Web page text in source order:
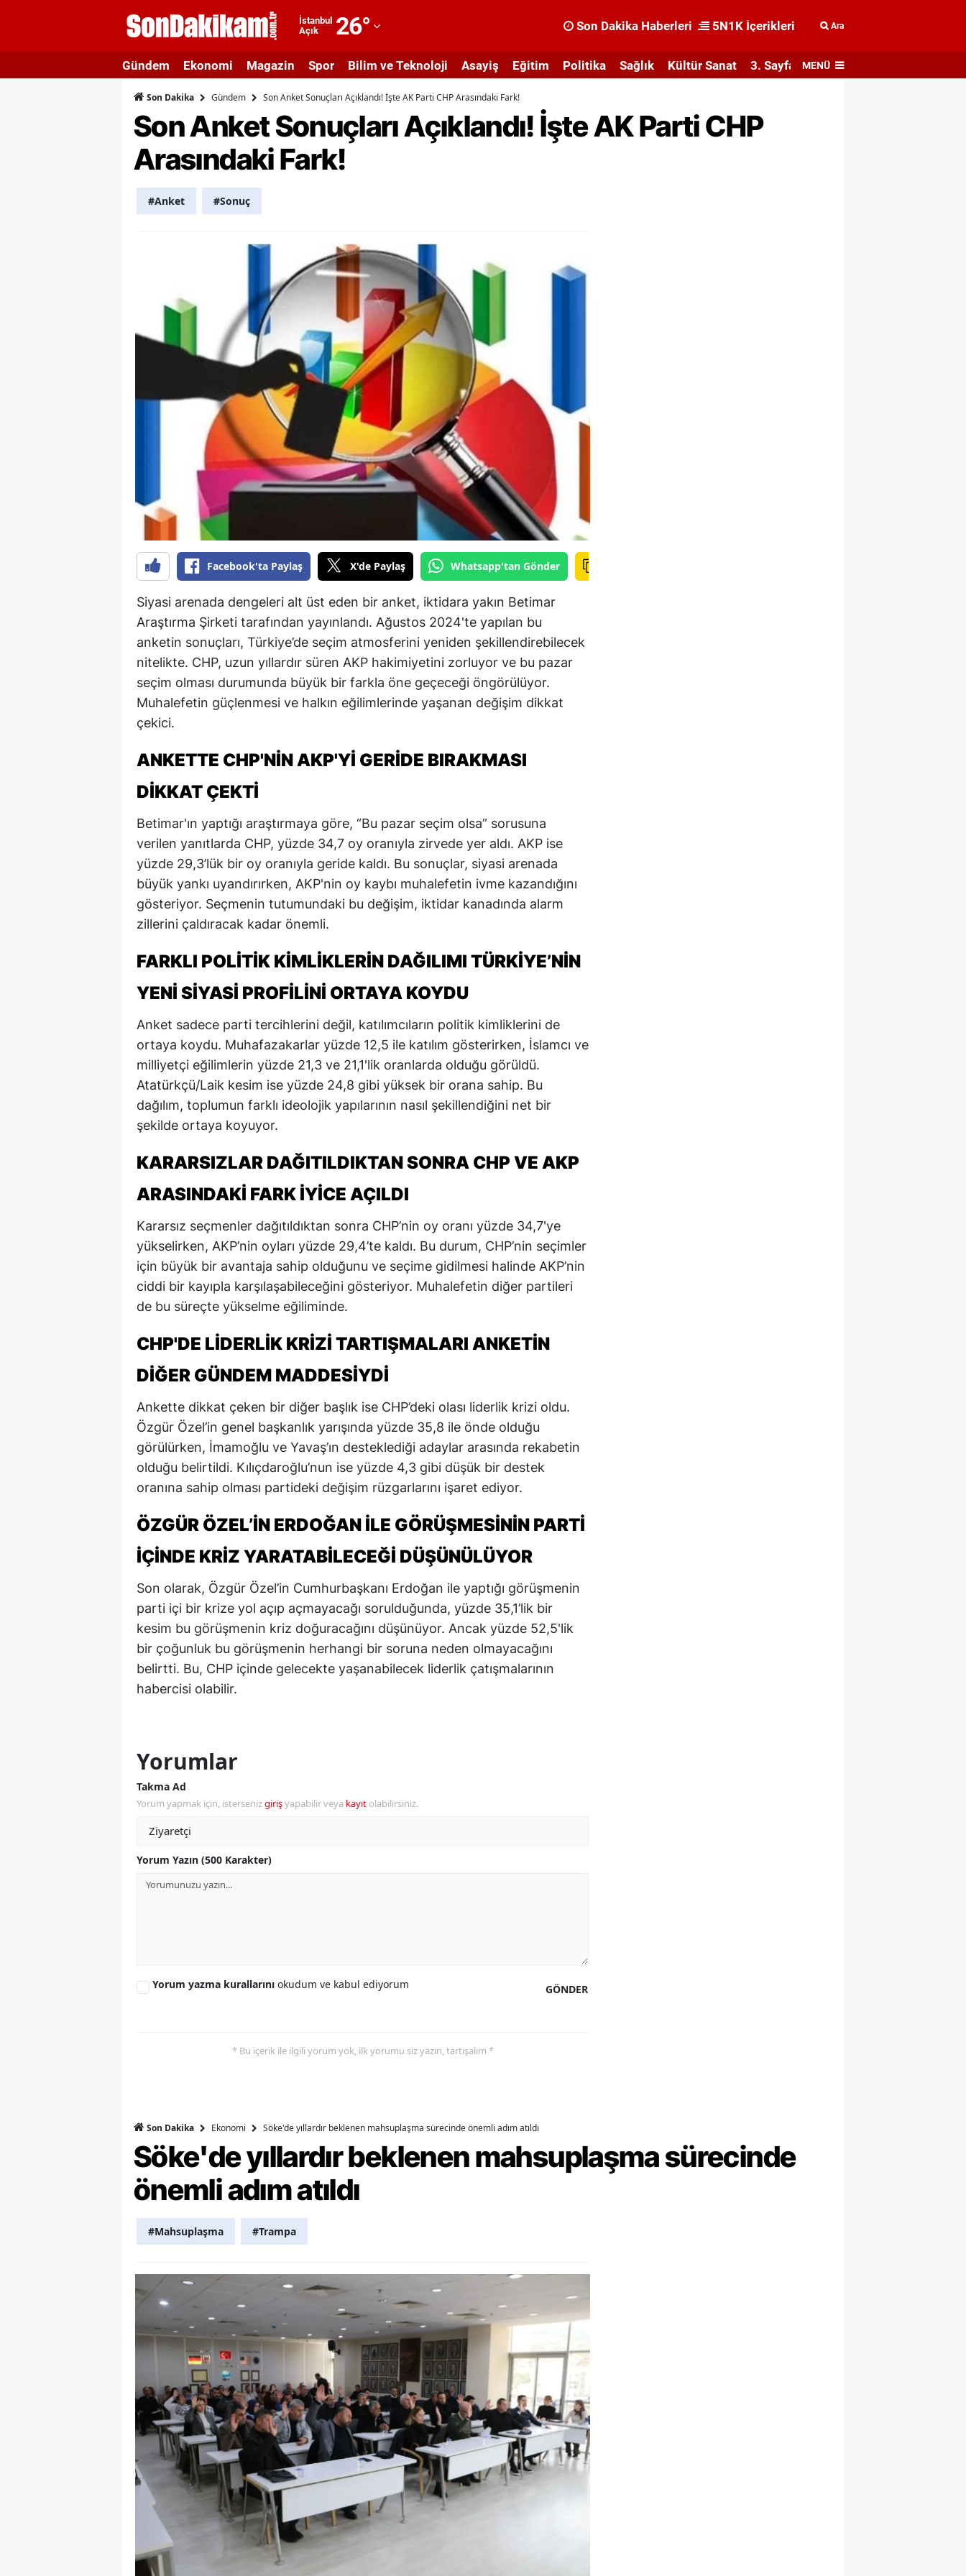
İstanbul
Açık
26°
Adıyaman
Afyonkarahisar
Ağrı
Amasya
Artvin
Aydın
Bilecik
Bingöl
Burdur
Bursa
Çankırı
Çorum
Denizli
Diyarbakır
Edirne
Elazığ
Erzurum
Giresun
Gümüşhane
Hakkari
Hatay
Isparta
Mersin
İzmir
Kars
Kastamonu
Kırklareli
Kırşehir
Kocaeli
Konya
Kütahya
Malatya
Manisa
Kahramanmaraş
Muğla
Muş
Nevşehir
Niğde
Ordu
Sakarya
Samsun
Siirt
Trabzon
Zonguldak
Bayburt
Batman
Şırnak
Bartın
Yalova
Karabük
Kilis
Osmaniye
Düzce
Son Dakika Haberleri 5N1K İçerikleri Ara
Gündem Ekonomi Magazin Spor Bilim ve Teknoloji Asayiş Eğitim Politika Sağlık Kültür Sanat 3. Sayfa MENÜ
Son Dakika Gündem Son Anket Sonuçları Açıklandı! İşte AK Parti CHP Arasındaki Fark!
Son Anket Sonuçları Açıklandı! İşte AK Parti CHP
Arasındaki Fark!
#Anket #Sonuç
Facebook'ta Paylaş X'de Paylaş Whatsapp'tan Gönder
Siyasi arenada dengeleri alt üst eden bir anket, iktidara yakın Betimar
Araştırma Şirketi tarafından yayınlandı. Ağustos 2024'te yapılan bu
anketin sonuçları, Türkiye’de seçim atmosferini yeniden şekillendirebilecek
nitelikte. CHP, uzun yıllardır süren AKP hakimiyetini zorluyor ve bu pazar
seçim olması durumunda büyük bir farkla öne geçeceği öngörülüyor.
Muhalefetin güçlenmesi ve halkın eğilimlerinde yaşanan değişim dikkat
çekici.
ANKETTE CHP'NIN AKP'YI GERIDE BIRAKMASI
DIKKAT ÇEKTI
Betimar'ın yaptığı araştırmaya göre, “Bu pazar seçim olsa” sorusuna
verilen yanıtlarda CHP, yüzde 34,7 oy oranıyla zirvede yer aldı. AKP ise
yüzde 29,3’lük bir oy oranıyla geride kaldı. Bu sonuçlar, siyasi arenada
büyük yankı uyandırırken, AKP'nin oy kaybı muhalefetin ivme kazandığını
gösteriyor. Seçmenin tutumundaki bu değişim, iktidar kanadında alarm
zillerini çaldıracak kadar önemli.
FARKLI POLITIK KIMLIKLERIN DAĞILIMI TÜRKIYE’NIN
YENI SIYASI PROFILINI ORTAYA KOYDU
Anket sadece parti tercihlerini değil, katılımcıların politik kimliklerini de
ortaya koydu. Muhafazakarlar yüzde 12,5 ile katılım gösterirken, İslamcı ve
milliyetçi eğilimlerin yüzde 21,3 ve 21,1'lik oranlarda olduğu görüldü.
Atatürkçü/Laik kesim ise yüzde 24,8 gibi yüksek bir orana sahip. Bu
dağılım, toplumun farklı ideolojik yapılarının nasıl şekillendiğini net bir
şekilde ortaya koyuyor.
KARARSIZLAR DAĞITILDIKTAN SONRA CHP VE AKP
ARASINDAKI FARK IYICE AÇILDI
Kararsız seçmenler dağıtıldıktan sonra CHP’nin oy oranı yüzde 34,7'ye
yükselirken, AKP’nin oyları yüzde 29,4’te kaldı. Bu durum, CHP’nin seçimler
için büyük bir avantaja sahip olduğunu ve seçime gidilmesi halinde AKP’nin
ciddi bir kayıpla karşılaşabileceğini gösteriyor. Muhalefetin diğer partileri
de bu süreçte yükselme eğiliminde.
CHP'DE LIDERLIK KRIZI TARTIŞMALARI ANKETIN
DIĞER GÜNDEM MADDESIYDI
Ankette dikkat çeken bir diğer başlık ise CHP’deki olası liderlik krizi oldu.
Özgür Özel’in genel başkanlık yarışında yüzde 35,8 ile önde olduğu
görülürken, İmamoğlu ve Yavaş’ın desteklediği adaylar arasında rekabetin
olduğu belirtildi. Kılıçdaroğlu’nun ise yüzde 4,3 gibi düşük bir destek
oranına sahip olması partideki değişim rüzgarlarını işaret ediyor.
ÖZGÜR ÖZEL’IN ERDOĞAN ILE GÖRÜŞMESININ PARTI
IÇINDE KRIZ YARATABILECEĞI DÜŞÜNÜLÜYOR
Son olarak, Özgür Özel’in Cumhurbaşkanı Erdoğan ile yaptığı görüşmenin
parti içi bir krize yol açıp açmayacağı sorulduğunda, yüzde 35,1’lik bir
kesim bu görüşmenin kriz doğuracağını düşünüyor. Ancak yüzde 52,5'lik
bir çoğunluk bu görüşmenin herhangi bir soruna neden olmayacağını
belirtti. Bu, CHP içinde gelecekte yaşanabilecek liderlik çatışmalarının
habercisi olabilir.
Yorumlar
Takma Ad
Yorum yapmak için, istersenizgirişyapabilir veya kayıt olabilirsiniz.
Yorum Yazın (500 Karakter)
GÖNDER
Yorum yazma kurallarını okudum ve kabul ediyorum
* Bu içerik ile ilgili yorum yok, ilk yorumu siz yazın, tartışalım *
Son Dakika Ekonomi Söke'de yıllardır beklenen mahsuplaşma sürecinde önemli adım atıldı
Söke'de yıllardır beklenen mahsuplaşma sürecinde
önemli adım atıldı
#Mahsuplaşma #Trampa